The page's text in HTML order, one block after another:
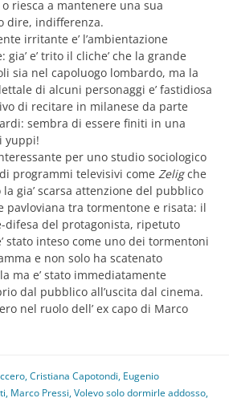
riesca a mantenere una sua
dire, indifferenza.
irritante e’ l’ambientazione
e’ trito il cliche’ che la grande
sia nel capoluogo lombardo, ma la
di alcuni personaggi e’ fastidiosa
di recitare in milanese da parte
sembra di essere finiti in una
yuppi!
per uno studio sociologico
programmi televisivi come Zeligche
gia’ scarsa attenzione del pubblico
pavloviana tra tormentone e risata: il
difesa del protagonista, ripetuto
stato inteso come uno dei tormentoni
e non solo ha scatenato
ma e’ stato immediatamente
dal pubblico all’uscita dal cinema.
nel ruolo dell’ ex capo di Marco
,Cristiana Capotondi, Eugenio
, Marco Pressi,Volevo solo dormirle addosso,